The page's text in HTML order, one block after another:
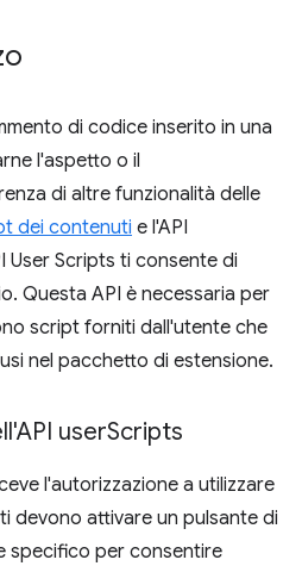
di codice inserito in una
l'aspetto o il
di altre funzionalità delle
dei contenuti e l'API
User Scripts ti consente di
Questa API è necessaria per
script forniti dall'utente che
nel pacchetto di estensione.
userScripts
l'autorizzazione a utilizzare
devono attivare un pulsante di
specifico per consentire